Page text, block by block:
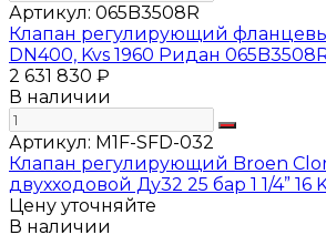
Артикул: 065B3508R
Клапан регулирующий
DN400, Kvs 1960 Ридан
2 631 830 ₽
В наличии
Артикул: M1F-SFD-032
Клапан регулирующий Broen
двухходовой Ду32 25 бар 1 1/4” 16
Цену уточняйте
В наличии